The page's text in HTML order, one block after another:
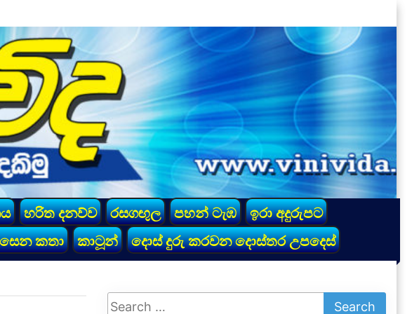
හරිත දනව්ව රසගඟුල පහන් ටැඹ
ඉරා අදුරුපට
කතා කාටූන් දොස් දුරු කරවන දොස්තර උපදෙස්